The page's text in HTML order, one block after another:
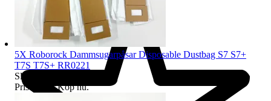
5X Roborock Dammsugarpåsar Disposable Dustbag S7 S7+
T7S T7S+ RR0221
Sluttid
Pris:
110 kr,Köp nu.